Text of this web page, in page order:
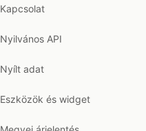
Kapcsolat
Nyilvános API
Nyílt adat
Eszközök és widget